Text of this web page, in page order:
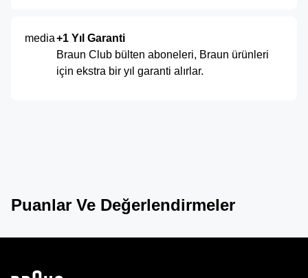
media+1 Yıl Garanti
Braun Club bülten aboneleri, Braun ürünleri
için ekstra bir yıl garanti alırlar.
Puanlar Ve Değerlendirmeler